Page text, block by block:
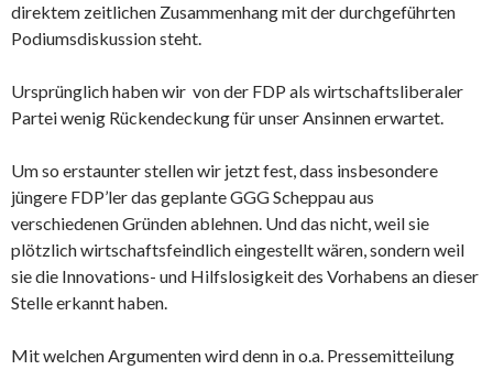
direktem zeitlichen Zusammenhang mit der durchgeführten
Podiumsdiskussion steht.
Ursprünglich haben wir von der FDP als wirtschaftsliberaler
Partei wenig Rückendeckung für unser Ansinnen erwartet.
Um so erstaunter stellen wir jetzt fest, dass insbesondere
jüngere FDP’ler das geplante GGG Scheppau aus
verschiedenen Gründen ablehnen. Und das nicht, weil sie
plötzlich wirtschaftsfeindlich eingestellt wären, sondern weil
sie die Innovations- und Hilfslosigkeit des Vorhabens an dieser
Stelle erkannt haben.
Mit welchen Argumenten wird denn in o.a. Pressemitteilung